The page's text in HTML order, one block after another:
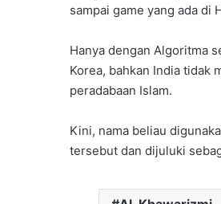
sampai game yang ada di
Hanya dengan Algoritma
Korea, bahkan India tidak
peradabaan Islam.
Kini, nama beliau
tersebut dan dijuluki